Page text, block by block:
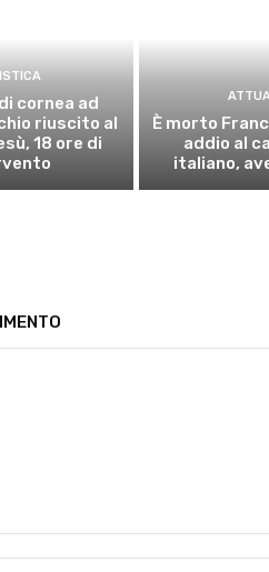
cornea ad
riuscito al
18 ore di
È morto
addio al
italiano,